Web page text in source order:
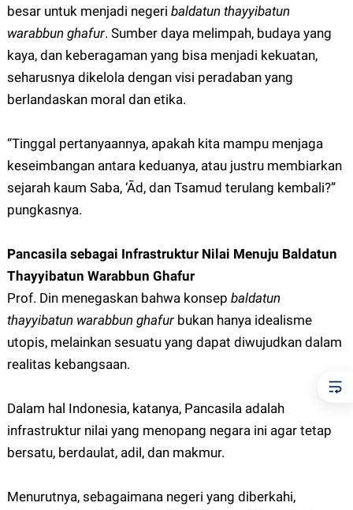
besar untuk menjadi negeri baldatun thayyibatun
warabbun ghafur. Sumber daya melimpah, budaya yang
kaya, dan keberagaman yang bisa menjadi kekuatan,
seharusnya dikelola dengan visi peradaban yang
berlandaskan moral dan etika.
“Tinggal pertanyaannya, apakah kita mampu menjaga
keseimbangan antara keduanya, atau justru membiarkan
sejarah kaum Saba, ‘Ād, dan Tsamud terulang kembali?”
pungkasnya.
Pancasila sebagai Infrastruktur Nilai Menuju Baldatun
Thayyibatun Warabbun Ghafur
Prof. Din menegaskan bahwa konsep baldatun
thayyibatun warabbun ghafur bukan hanya idealisme
utopis, melainkan sesuatu yang dapat diwujudkan dalam
realitas kebangsaan.
Dalam hal Indonesia, katanya, Pancasila adalah
infrastruktur nilai yang menopang negara ini agar tetap
bersatu, berdaulat, adil, dan makmur.
Menurutnya, sebagaimana negeri yang diberkahi,